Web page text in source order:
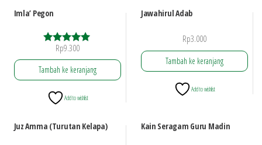
Imla’ Pegon
Dinilai
5.00
dari 5
Rp9.300
Tambah ke keranjang
Add to wishlist
Jawahirul Adab
Rp3.000
Tambah ke keranjang
Add to wishlist
Juz Amma (Turutan Kelapa) Kain Seragam Guru Madin